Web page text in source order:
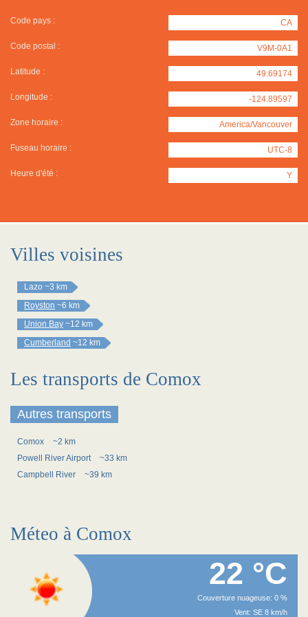
Code pays : CA
Code postal : V9M-0A1
Latitude : 49.69174
Longitude : -124.89597
Zone horaire : America/Vancouver
Fuseau horaire : UTC-8
Heure d'été : Y
Villes voisines
Lazo ~3 km
Royston ~6 km
Union Bay ~12 km
Cumberland ~12 km
Les transports de Comox
Autres transports
Comox
~2 km
Powell River Airport
~33 km
Campbell River
~39 km
Méteo à Comox
22 °C
Couverture nuageuse: 0 %
Vent: SE 8 km/h